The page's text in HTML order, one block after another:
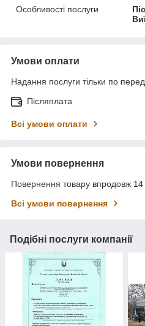
Особливості послуги
Умови оплати
Надання послуги тільки по
Післяплата
Всі умови оплати
Умови повернення
Повернення товару впродовж 14
Всі умови повернення
Подібні послуги компанії